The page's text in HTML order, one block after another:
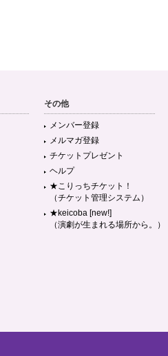
その他
メンバー登録
メルマガ登録
チケットプレゼント
ヘルプ
★こりっちチケット！
（チケット管理システム）
★keicoba [new!]
（演劇が生まれる場所から。）